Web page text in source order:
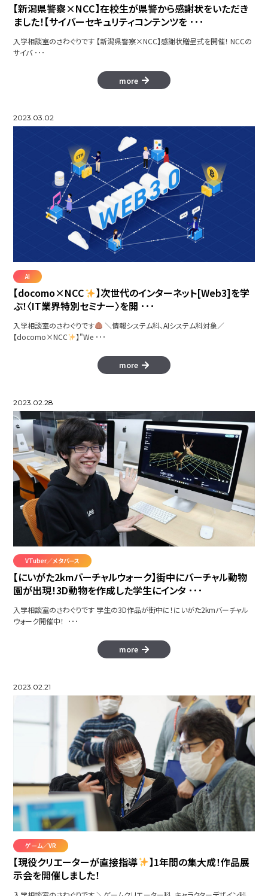
【新潟県警察×NCC】在校生が県警から感謝状をいただき
ました！【サイバーセキュリティコンテンツを ･･･
入学相談室のさわぐりです 【新潟県警察×NCC】感謝状贈呈式を開催！ NCCの
サイバ ･･･
more
2023.03.02
AI
【docomo×NCC
】次世代のインターネット[Web3]を学
ぶ！〈IT業界特別セミナー〉を開 ･･･
入学相談室のさわぐりです
＼情報システム科、AIシステム科対象／
【docomo×NCC
】"We ･･･
more
2023.02.28
VTuber／メタバース
【にいがた2kmバーチャルウォーク】街中にバーチャル動物
園が出現！3D動物を作成した学生にインタ ･･･
入学相談室のさわぐりです 学生の3D作品が街中に！にいがた2kmバーチャル
ウォーク開催中！ ･･･
more
2023.02.21
ゲーム／VR
【現役クリエーターが直接指導
】1年間の集大成！作品展
示会を開催しました！